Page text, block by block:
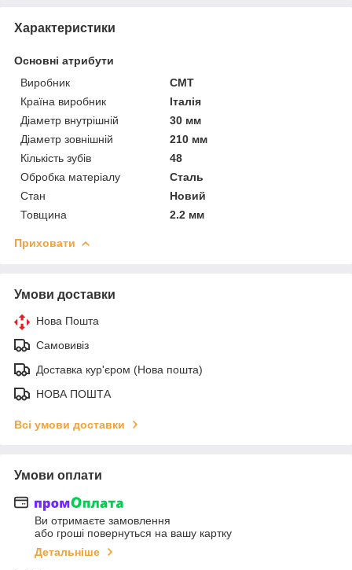
Характеристики
Основні атрибути
Виробник
СМТ
Країна виробник
Італія
Діаметр внутрішній
30 мм
Діаметр зовнішній
210 мм
Кількість зубів
48
Обробка матеріалу
Сталь
Стан
Новий
Товщина
2.2 мм
Приховати
Умови доставки
Нова Пошта
Самовивіз
Доставка кур'єром (Нова пошта)
НОВА ПОШТА
Всі умови доставки
Умови оплати
Ви отримаєте замовлення
або гроші повернуться на вашу картку
Детальніше